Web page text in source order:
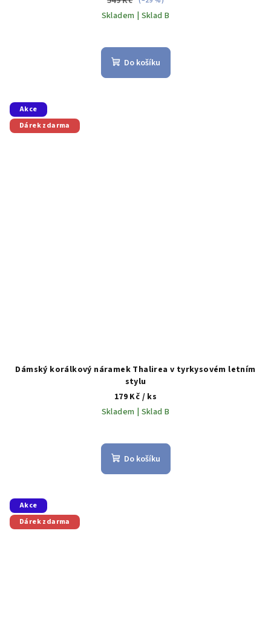
Skladem | Sklad B
Do košíku
Akce
Dárek zdarma
Dámský korálkový náramek Thalirea v tyrkysovém letním
stylu
179 Kč / ks
Skladem | Sklad B
Do košíku
Akce
Dárek zdarma